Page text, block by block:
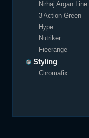
Nirhaj Argan Line
3 Action Green
Hype
Nutriker
Freerange
Styling
Chromafix